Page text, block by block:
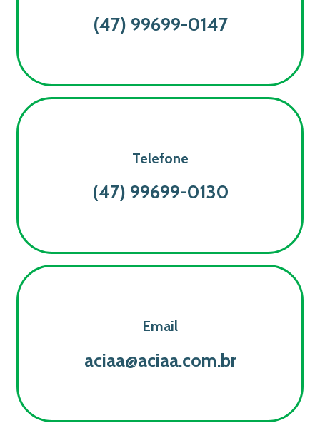
(47) 99699-0147
Telefone
(47) 99699-0130
Email
aciaa@aciaa.com.br